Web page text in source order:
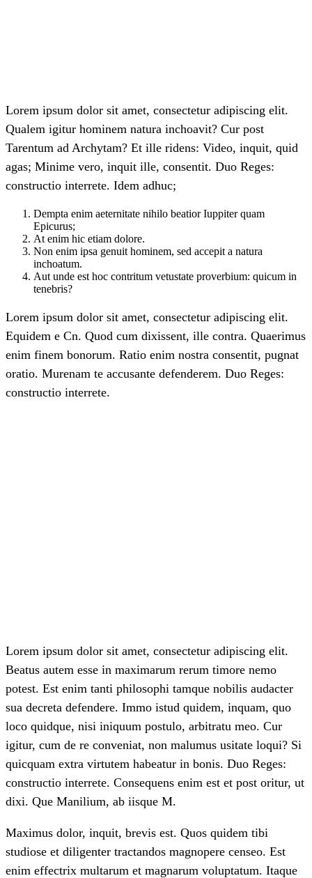
Lorem ipsum dolor sit amet, consectetur adipiscing elit.
Qualem igitur hominem natura inchoavit? Cur post
Tarentum ad Archytam? Et ille ridens: Video, inquit, quid
agas; Minime vero, inquit ille, consentit. Duo Reges:
constructio interrete. Idem adhuc;
Dempta enim aeternitate nihilo beatior Iuppiter quam
Epicurus;
At enim hic etiam dolore.
Non enim ipsa genuit hominem, sed accepit a natura
inchoatum.
Aut unde est hoc contritum vetustate proverbium: quicum in
tenebris?
Lorem ipsum dolor sit amet, consectetur adipiscing elit.
Equidem e Cn. Quod cum dixissent, ille contra. Quaerimus
enim finem bonorum. Ratio enim nostra consentit, pugnat
oratio. Murenam te accusante defenderem. Duo Reges:
constructio interrete.
Lorem ipsum dolor sit amet, consectetur adipiscing elit.
Beatus autem esse in maximarum rerum timore nemo
potest. Est enim tanti philosophi tamque nobilis audacter
sua decreta defendere. Immo istud quidem, inquam, quo
loco quidque, nisi iniquum postulo, arbitratu meo. Cur
igitur, cum de re conveniat, non malumus usitate loqui? Si
quicquam extra virtutem habeatur in bonis. Duo Reges:
constructio interrete. Consequens enim est et post oritur, ut
dixi. Que Manilium, ab iisque M.
Maximus dolor, inquit, brevis est. Quos quidem tibi
studiose et diligenter tractandos magnopere censeo. Est
enim effectrix multarum et magnarum voluptatum. Itaque